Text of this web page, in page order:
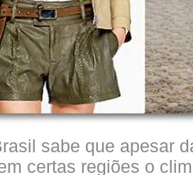
sabe que apesar
certas regiões o